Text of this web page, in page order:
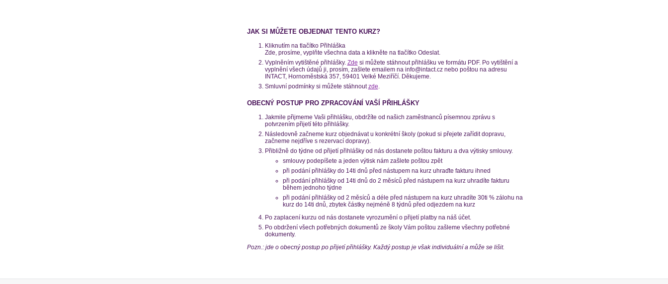
JAK SI MŮŽETE OBJEDNAT TENTO KURZ?
Kliknutím na tlačítko Přihláška
Zde, prosíme, vyplňte všechna data a klikněte na tlačítko Odeslat.
Vyplněním vytištěné přihlášky. Zde si můžete stáhnout přihlášku ve formátu PDF. Po vytištění a
vyplnění všech údajů ji, prosím, zašlete emailem na info@intact.cz nebo poštou na adresu
INTACT, Hornoměstská 357, 59401 Velké Meziříčí. Děkujeme.
Smluvní podmínky si můžete stáhnoutzde
OBECNÝ POSTUP PRO ZPRACOVÁNÍ VAŠÍ PŘIHLÁŠKY
Jakmile přijmeme Vaši přihlášku, obdržíte od našich zaměstnanců písemnou zprávu s
potvrzením přijetí této přihlášky.
Následovně začneme kurz objednávat u konkrétní školy (pokud si přejete zařídit dopravu,
začneme nejdříve s rezervací dopravy).
Přibližně do týdne od přijetí přihlášky od nás dostanete poštou fakturu a dva výtisky smlouvy.
smlouvy podepíšete a jeden výtisk nám zašlete poštou zpět
při podání přihlášky do 14ti dnů před nástupem na kurz uhraďte fakturu ihned
při podání přihlášky od 14ti dnů do 2 měsíců před nástupem na kurz uhradíte fakturu
během jednoho týdne
při podání přihlášky od 2 měsíců a déle před nástupem na kurz uhradíte 30ti % zálohu na
kurz do 14ti dnů, zbytek částky nejméně 8 týdnů před odjezdem na kurz
Po zaplacení kurzu od nás dostanete vyrozumění o přijetí platby na náš účet.
Po obdržení všech potřebných dokumentů ze školy Vám poštou zašleme všechny potřebné
dokumenty.
Pozn.: jde o obecný postup po přijetí přihlášky. Každý postup je však individuální a může se lišit.